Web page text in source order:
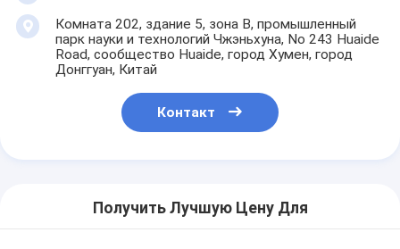
Комната 202, здание 5, зона B, промышленный
парк науки и технологий Чжэньхуна, No 243 Huaide
Road, сообщество Huaide, город Хумен, город
Донггуан, Китай
Контакт
Получить Лучшую Цену Для